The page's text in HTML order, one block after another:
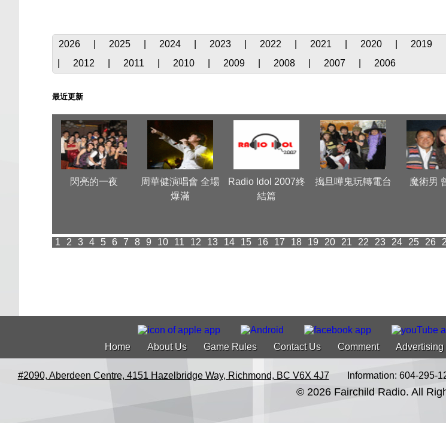
2026 2025 2024 2023 2022 2021 2020 2019
2012 2011 2010 2009 2008 2007 2006
最近更新
閃亮的一夜
周華健演唱會 全場
爆滿
Radio Idol 2007終
結篇
搗旦嘩鬼玩轉電台 魔術男
1 2 3 4 5 6 7 8 9 10 11 12 13 14 15 16 17 18 19 20 21 22 23 24 25 26
Home About Us Game Rules Contact Us Comment Advertising
#2090, Aberdeen Centre, 4151 Hazelbridge Way, Richmond, BC V6X 4J7 Information: 604-295-
© 2026 Fairchild Radio. All